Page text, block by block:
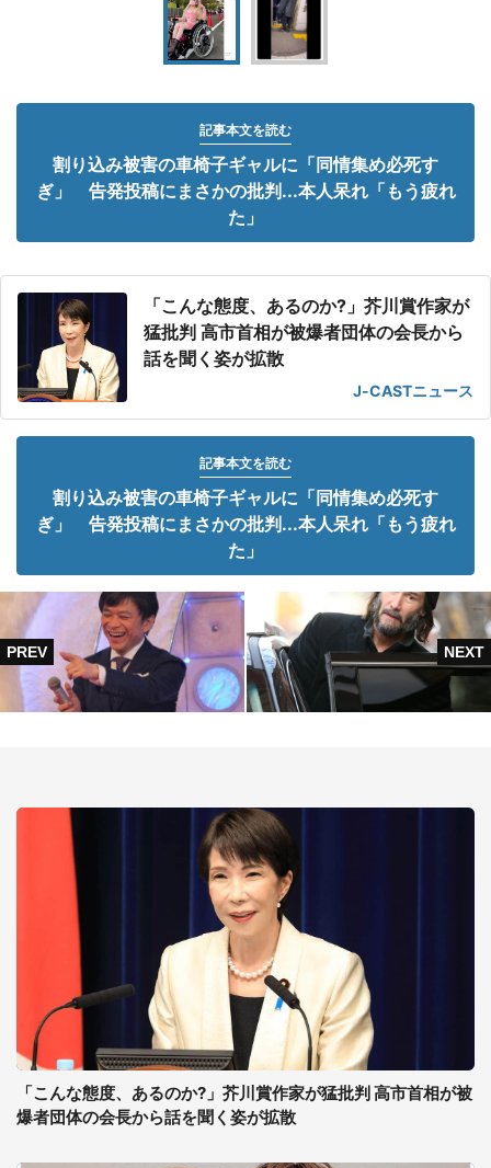
記事本文を読む
割り込み被害の車椅子ギャルに「同情集め必死す
ぎ」 告発投稿にまさかの批判...本人呆れ「もう疲れ
た」
「こんな態度、あるのか?」芥川賞作家が
猛批判 高市首相が被爆者団体の会長から
話を聞く姿が拡散
J-CASTニュース
記事本文を読む
割り込み被害の車椅子ギャルに「同情集め必死す
ぎ」 告発投稿にまさかの批判...本人呆れ「もう疲れ
た」
「こんな態度、あるのか?」芥川賞作家が猛批判 高市首相が被
爆者団体の会長から話を聞く姿が拡散